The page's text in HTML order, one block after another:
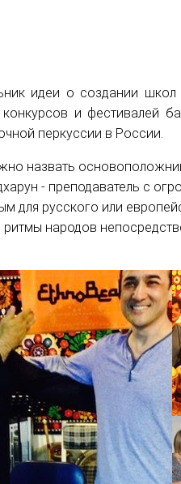
идеи о создании
конкурсов и фестивалей
перкуссии в России.
назвать
- преподаватель с
для русского или
народов